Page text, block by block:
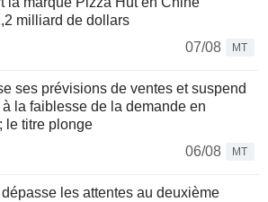
milliard de dollars
07/08
MT
ses prévisions de ventes et suspend
la faiblesse de la demande en
le titre plonge
06/08
MT
les attentes au deuxième